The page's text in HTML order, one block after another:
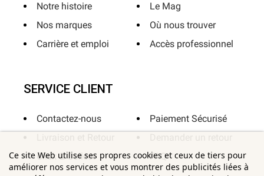
Ce site Web utilise ses propres cookies et ceux de tiers pour
améliorer nos services et vous montrer des publicités liées à
Notre histoire
Nos marques
Carrière et emploi
Le Mag
Où nous trouver
Accès professionnel
SERVICE CLIENT
Contactez-nous
Click & Collect
Paiement Sécurisé
FAQ